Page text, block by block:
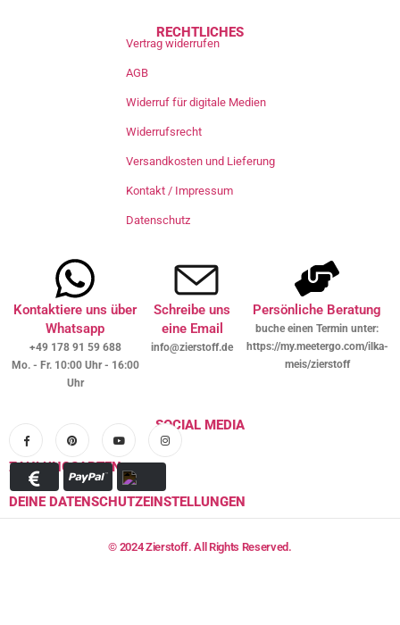
RECHTLICHES
Vertrag widerrufen
AGB
Widerruf für digitale Medien
Widerrufsrecht
Versandkosten und Lieferung
Kontakt / Impressum
Datenschutz
Kontaktiere uns über
Whatsapp
+49 178 91 59 688
Mo. - Fr. 10:00 Uhr - 16:00
Uhr
Schreibe uns
eine Email
info@zierstoff.de
Persönliche Beratung
buche einen Termin unter:
https://my.meetergo.com/ilka-
meis/zierstoff
SOCIAL MEDIA
ZAHLUNGSARTEN
DEINE DATENSCHUTZEINSTELLUNGEN
© 2024 Zierstoff. All Rights Reserved.